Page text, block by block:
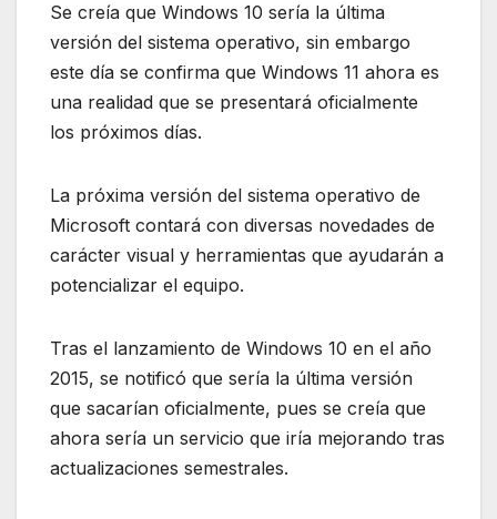
Se creía que Windows 10 sería la última
versión del sistema operativo, sin embargo
este día se confirma que Windows 11 ahora es
una realidad que se presentará oficialmente
los próximos días.
La próxima versión del sistema operativo de
Microsoft contará con diversas novedades de
carácter visual y herramientas que ayudarán a
potencializar el equipo.
Tras el lanzamiento de Windows 10 en el año
2015, se notificó que sería la última versión
que sacarían oficialmente, pues se creía que
ahora sería un servicio que iría mejorando tras
actualizaciones semestrales.